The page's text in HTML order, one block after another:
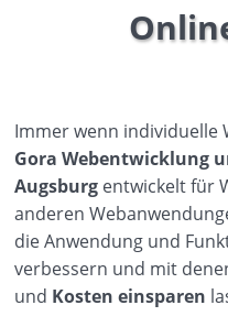
Immer wenn individuelle
Gora Webentwicklung
Augsburg entwickelt für
anderen
die Anwendung und
verbessern und mit
und Kosten einsparen